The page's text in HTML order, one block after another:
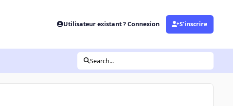
Utilisateur existant ? Connexion S’inscrire
Search...